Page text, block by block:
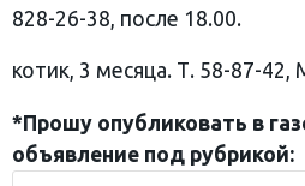
828-26-38, после 18.00.
котик, 3 месяца. Т. 58-87-
*Прошу опубликовать в
объявление под рубрикой: